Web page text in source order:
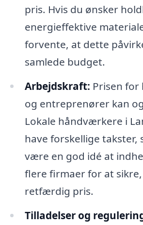
pris. Hvis du ønsker
energieffektive
forvente, at dette
samlede budget.
Arbejdskraft: Prisen
og entreprenører kan
Lokale håndværkere i
have forskellige takster,
være en god idé at
flere firmaer for at
retfærdig pris.
Tilladelser og